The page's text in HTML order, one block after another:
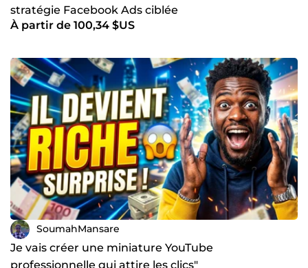
stratégie Facebook Ads ciblée
À partir de 100,34 $US
SoumahMansare
Je vais créer une miniature YouTube
professionnelle qui attire les clics"